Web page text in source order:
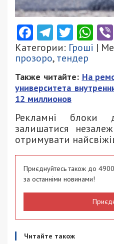
Facebook
Telegram
Категории: Гроші |
прозоро,тендер
Также читайте: На
университета
12 миллионов
Рекламні блоки
залишатися
отримувати
Приєднуйтесь також до
за останніми новинами!
Читайте також